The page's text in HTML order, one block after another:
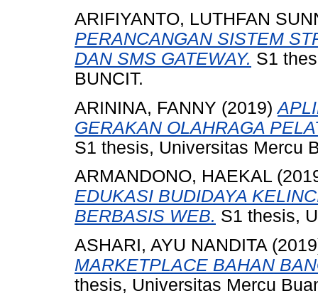
ARIFIYANTO, LUTHFAN
PERANCANGAN SISTEM
DAN SMS GATEWAY. S1
BUNCIT.
ARININA, FANNY (2019)
GERAKAN OLAHRAGA
S1 thesis, Universitas Mercu
ARMANDONO, HAEKAL
EDUKASI BUDIDAYA
BERBASIS WEB. S1 thesis,
ASHARI, AYU NANDITA
MARKETPLACE BAHAN
thesis, Universitas Mercu